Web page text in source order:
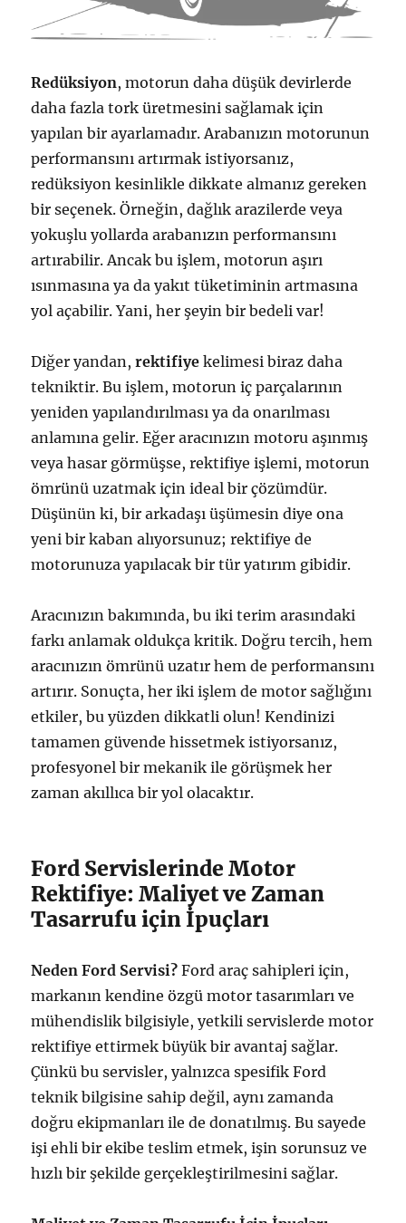
Redüksiyon, motorun daha düşük devirlerde
daha fazla tork üretmesini sağlamak için
yapılan bir ayarlamadır. Arabanızın motorunun
performansını artırmak istiyorsanız,
redüksiyon kesinlikle dikkate almanız gereken
bir seçenek. Örneğin, dağlık arazilerde veya
yokuşlu yollarda arabanızın performansını
artırabilir. Ancak bu işlem, motorun aşırı
ısınmasına ya da yakıt tüketiminin artmasına
yol açabilir. Yani, her şeyin bir bedeli var!
Diğer yandan,rektifiye kelimesi biraz daha
tekniktir. Bu işlem, motorun iç parçalarının
yeniden yapılandırılması ya da onarılması
anlamına gelir. Eğer aracınızın motoru aşınmış
veya hasar görmüşse, rektifiye işlemi, motorun
ömrünü uzatmak için ideal bir çözümdür.
Düşünün ki, bir arkadaşı üşümesin diye ona
yeni bir kaban alıyorsunuz; rektifiye de
motorunuza yapılacak bir tür yatırım gibidir.
Aracınızın bakımında, bu iki terim arasındaki
farkı anlamak oldukça kritik. Doğru tercih, hem
aracınızın ömrünü uzatır hem de performansını
artırır. Sonuçta, her iki işlem de motor sağlığını
etkiler, bu yüzden dikkatli olun! Kendinizi
tamamen güvende hissetmek istiyorsanız,
profesyonel bir mekanik ile görüşmek her
zaman akıllıca bir yol olacaktır.
Ford Servislerinde Motor
Rektifiye: Maliyet ve Zaman
Tasarrufu için İpuçları
Neden Ford Servisi? Ford araç sahipleri için,
markanın kendine özgü motor tasarımları ve
mühendislik bilgisiyle, yetkili servislerde motor
rektifiye ettirmek büyük bir avantaj sağlar.
Çünkü bu servisler, yalnızca spesifik Ford
teknik bilgisine sahip değil, aynı zamanda
doğru ekipmanları ile de donatılmış. Bu sayede
işi ehli bir ekibe teslim etmek, işin sorunsuz ve
hızlı bir şekilde gerçekleştirilmesini sağlar.